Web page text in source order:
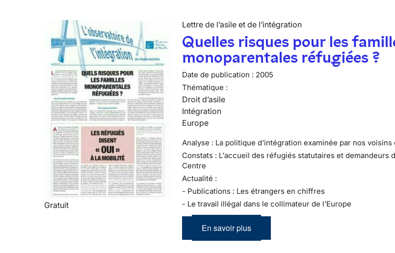
Gratuit
Lettre de l’asile et de l’intégration
Quelles risques pour les
monoparentales réfugiées ?
Date de publication : 2005
Thématique :
Droit d’asile
Intégration
Europe
Analyse : La politique d'intégration examinée par nos voisins
Constats : L'accueil des réfugiés statutaires et demandeurs
Centre
Actualité :
- Publications : Les étrangers en chiffres
- Le travail illégal dans le collimateur de l'Europe
En savoir plus